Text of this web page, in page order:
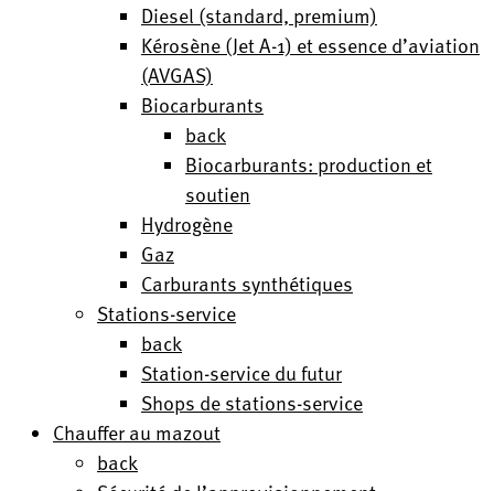
Diesel (standard, premium)
Kérosène (Jet A-1) et essence d’aviation
(AVGAS)
Biocarburants
back
Biocarburants: production et
soutien
Hydrogène
Gaz
Carburants synthétiques
Stations-service
back
Station-service du futur
Shops de stations-service
Chauffer au mazout
back